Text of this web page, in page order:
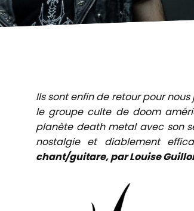
Ils sont enfin de retour pour
le groupe culte de doom
planète death metal avec son
nostalgie et diablement
chant/guitare, par Louise